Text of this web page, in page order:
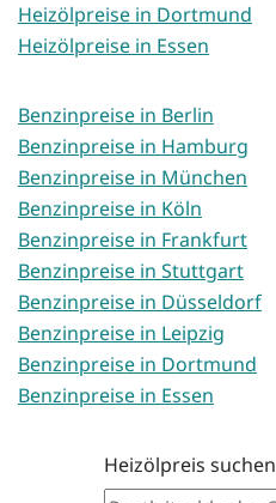
Heizölpreise in Dortmund
Heizölpreise in Essen
Benzinpreise in Berlin
Benzinpreise in Hamburg
Benzinpreise in München
Benzinpreise in Köln
Benzinpreise in Frankfurt
Benzinpreise in Stuttgart
Benzinpreise in Düsseldorf
Benzinpreise in Leipzig
Benzinpreise in Dortmund
Benzinpreise in Essen
Heizölpreis suchen